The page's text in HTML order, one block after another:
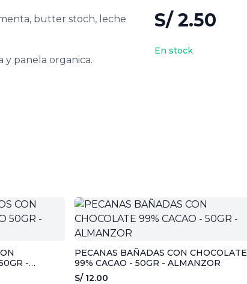
S/ 2.50
En stock
butter stoch, leche
y panela organica.
-
PECANAS BAÑADAS CON CHOCOLATE
99% CACAO - 50GR - ALMANZOR
S/ 12.00